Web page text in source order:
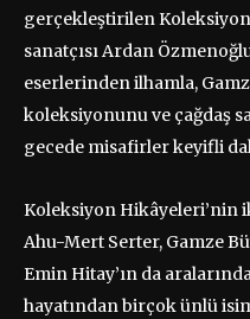
gerçekleştirilen
sanatçısı Ardan
eserlerinden ilhamla,
koleksiyonunu ve çağdaş
gecede misafirler keyifli
Koleksiyon Hikâyeleri’nin
Ahu-Mert Serter, Gamze
Emin Hitay’ın da
hayatından birçok ünlü